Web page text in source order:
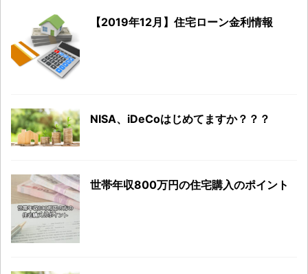
【2019年12月】住宅ローン金利情報
NISA、iDeCoはじめてますか？？？
世帯年収800万円の住宅購入のポイント